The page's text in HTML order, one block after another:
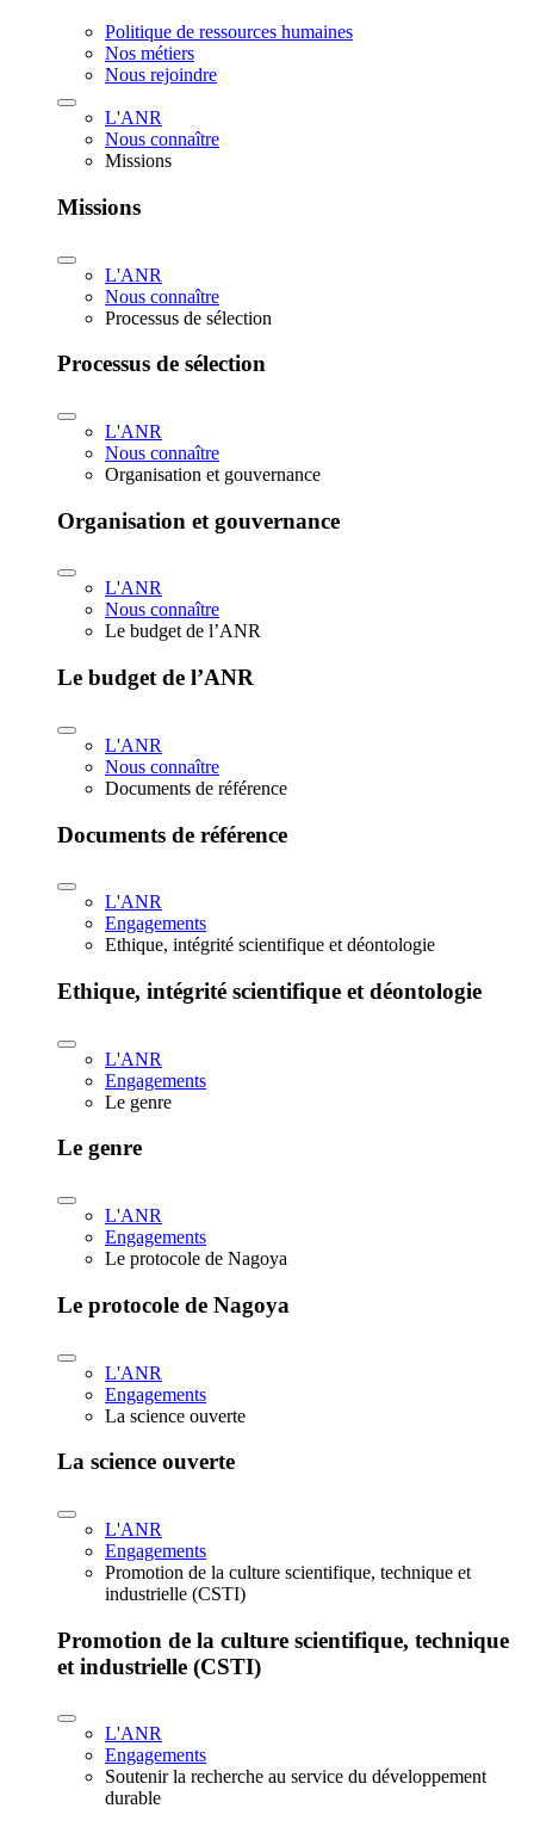
Politique de ressources humaines
Nos métiers
Nous rejoindre
L'ANR
Nous connaître
Missions
Missions
L'ANR
Nous connaître
Processus de sélection
Processus de sélection
L'ANR
Nous connaître
Organisation et gouvernance
Organisation et gouvernance
L'ANR
Nous connaître
Le budget de l’ANR
Le budget de l’ANR
L'ANR
Nous connaître
Documents de référence
Documents de référence
L'ANR
Engagements
Ethique, intégrité scientifique et déontologie
Ethique, intégrité scientifique et déontologie
L'ANR
Engagements
Le genre
Le genre
L'ANR
Engagements
Le protocole de Nagoya
Le protocole de Nagoya
L'ANR
Engagements
La science ouverte
La science ouverte
L'ANR
Engagements
Promotion de la culture scientifique, technique et
industrielle (CSTI)
Promotion de la culture scientifique, technique
et industrielle (CSTI)
L'ANR
Engagements
Soutenir la recherche au service du développement
durable